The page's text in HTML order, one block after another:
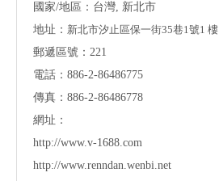
國家/地區：台灣, 新北市
地址： 新北市汐止區保一街35巷1號1 樓
郵遞區號：221
電話：886-2-86486775
傳真：886-2-86486778
網址：
http://www.v-1688.com
http://www.renndan.wenbi.net